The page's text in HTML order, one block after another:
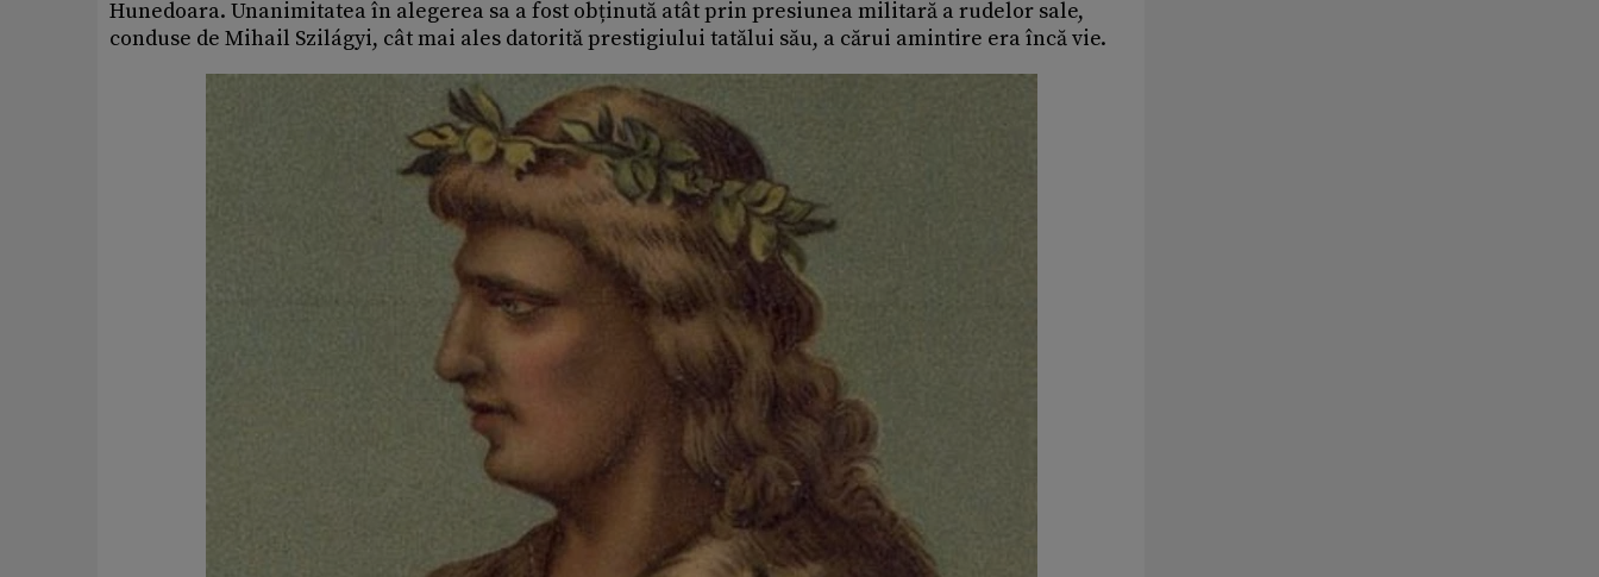
Hunedoara. Unanimitatea în alegerea sa a fost obținută atât prin presiunea militară a rudelor sale,
conduse de Mihail Szilágyi, cât mai ales datorită prestigiului tatălui său, a cărui amintire era încă vie.